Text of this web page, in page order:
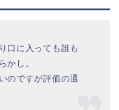
口に入っても誰も
かし。
のですが評価の通